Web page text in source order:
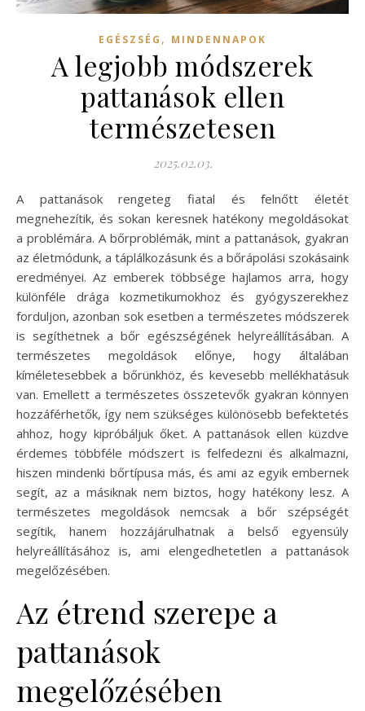
EGÉSZSÉG , MINDENNAPOK
A legjobb módszerek
pattanások ellen
természetesen
2025.02.03.
A pattanások rengeteg fiatal és felnőtt életét
megnehezítik, és sokan keresnek hatékony megoldásokat
a problémára. A bőrproblémák, mint a pattanások, gyakran
az életmódunk, a táplálkozásunk és a bőrápolási szokásaink
eredményei. Az emberek többsége hajlamos arra, hogy
különféle drága kozmetikumokhoz és gyógyszerekhez
forduljon, azonban sok esetben a természetes módszerek
is segíthetnek a bőr egészségének helyreállításában. A
természetes megoldások előnye, hogy általában
kíméletesebbek a bőrünkhöz, és kevesebb mellékhatásuk
van. Emellett a természetes összetevők gyakran könnyen
hozzáférhetők, így nem szükséges különösebb befektetés
ahhoz, hogy kipróbáljuk őket. A pattanások ellen küzdve
érdemes többféle módszert is felfedezni és alkalmazni,
hiszen mindenki bőrtípusa más, és ami az egyik embernek
segít, az a másiknak nem biztos, hogy hatékony lesz. A
természetes megoldások nemcsak a bőr szépségét
segítik, hanem hozzájárulhatnak a belső egyensúly
helyreállításához is, ami elengedhetetlen a pattanások
megelőzésében.
Az étrend szerepe a
pattanások
megelőzésében